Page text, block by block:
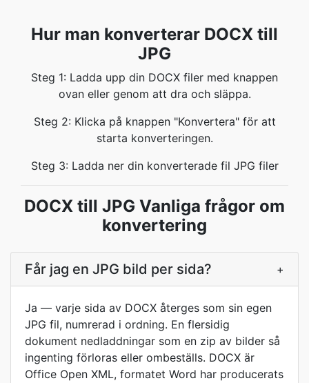
Hur man konverterar DOCX till
JPG
Steg 1: Ladda upp din DOCX filer med knappen
ovan eller genom att dra och släppa.
Steg 2: Klicka på knappen "Konvertera" för att
starta konverteringen.
Steg 3: Ladda ner din konverterade fil JPG filer
DOCX till JPG Vanliga frågor om
konvertering
Får jag en JPG bild per sida? +
Ja — varje sida av DOCX återges som sin egen
JPG fil, numrerad i ordning. En flersidig
dokument nedladdningar som en zip av bilder så
ingenting förloras eller ombeställs. DOCX är
Office Open XML, formatet Word har producerats